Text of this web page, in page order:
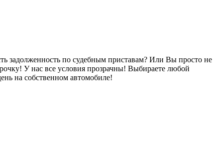
задолженность по судебным приставам? Или Вы просто не
У нас все условия прозрачны! Выбираете любой
на собственном автомобиле!